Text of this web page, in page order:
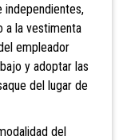
independientes,
a la vestimenta
empleador
y adoptar las
del lugar de
del